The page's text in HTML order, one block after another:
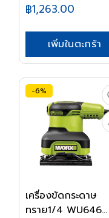
฿1,263.00
เพิ่มในตะกร้า
-6%
เครื่องขัดกระดาษ
ทราย1/4 WU646